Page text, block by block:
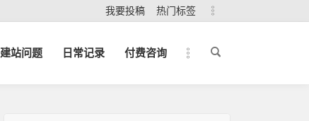
我要投稿 热门标签
建站问题 日常记录 付费咨询